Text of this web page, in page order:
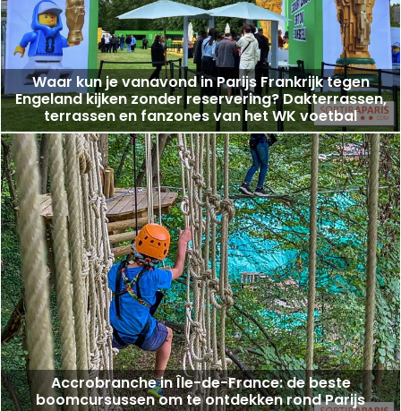
Waar kun je vanavond in Parijs Frankrijk tegen
Engeland kijken zonder reservering? Dakterrassen,
terrassen en fanzones van het WK voetbal
Accrobranche in Île-de-France: de beste
boomcursussen om te ontdekken rond Parijs